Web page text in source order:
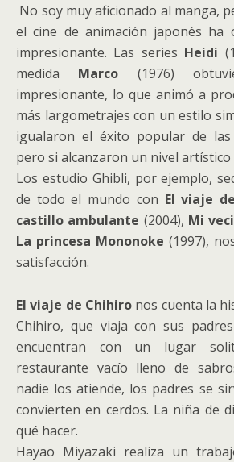
No soy muy aficionado al manga,
el cine de animación japonés ha
impresionante. Las series Heidi
medida Marco (1976)
impresionante, lo que animó a
más largometrajes con un estilo
igualaron el éxito popular de las
pero si alcanzaron un nivel
Los estudio Ghibli, por ejemplo,
de todo el mundo con El viaje
castillo ambulante (2004), Mi
La princesa Mononoke (1997),
satisfacción.
El viaje de Chihiro nos cuenta la
Chihiro, que viaja con sus
encuentran con un lugar
restaurante vacío lleno de
nadie los atiende, los padres se
convierten en cerdos. La niña de
qué hacer.
Hayao Miyazaki realiza un